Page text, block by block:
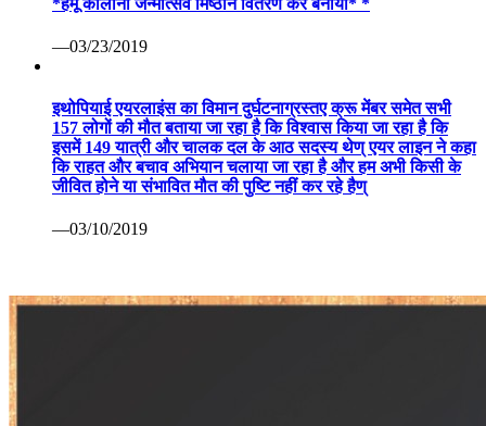
—03/23/2019
इथोपियाई एयरलाइंस का विमान दुर्घटनाग्रस्तए क्रू मेंबर समेत सभी
157 लोगों की मौत बताया जा रहा है कि विश्वास किया जा रहा है कि
इसमें 149 यात्री और चालक दल के आठ सदस्य थेण् एयर लाइन ने कहा
कि राहत और बचाव अभियान चलाया जा रहा है और हम अभी किसी के
जीवित होने या संभावित मौत की पुष्टि नहीं कर रहे हैण्
—03/10/2019